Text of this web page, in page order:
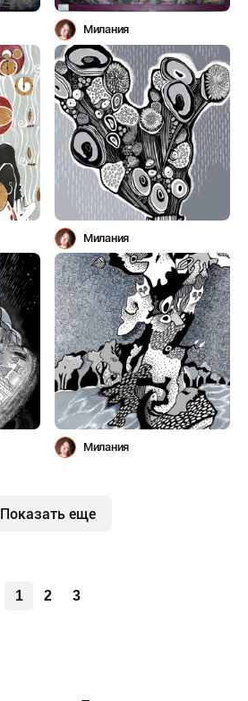
Милания
Милания
Милания
Показать еще
1 2 3